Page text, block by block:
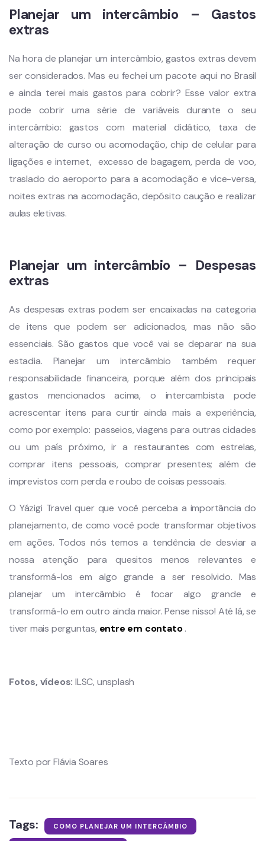
Planejar um intercâmbio – Gastos
extras
Na hora de planejar um intercâmbio, gastos extras devem
ser considerados. Mas eu fechei um pacote aqui no Brasil
e ainda terei mais gastos para cobrir? Esse valor extra
pode cobrir uma série de variáveis durante o seu
intercâmbio: gastos com material didático, taxa de
alteração de curso ou acomodação, chip de celular para
ligações e internet, excesso de bagagem, perda de voo,
traslado do aeroporto para a acomodação e vice-versa,
noites extras na acomodação, depósito caução e realizar
aulas eletivas.
Planejar um intercâmbio – Despesas
extras
As despesas extras podem ser encaixadas na categoria
de itens que podem ser adicionados, mas não são
essenciais. São gastos que você vai se deparar na sua
estadia. Planejar um intercâmbio também requer
responsabilidade financeira, porque além dos principais
gastos mencionados acima, o intercambista pode
acrescentar itens para curtir ainda mais a experiência,
como por exemplo: passeios, viagens para outras cidades
ou um país próximo, ir a restaurantes com estrelas,
comprar itens pessoais, comprar presentes; além de
imprevistos com perda e roubo de coisas pessoais.
O Yázigi Travel quer que você perceba a importância do
planejamento, de como você pode transformar objetivos
em ações. Todos nós temos a tendência de desviar a
nossa atenção para quesitos menos relevantes e
transformá-los em algo grande a ser resolvido. Mas
planejar um intercâmbio é focar algo grande e
transformá-lo em outro ainda maior. Pense nisso! Até lá, se
tiver mais perguntas, entre em contato .
Fotos, vídeos: ILSC, unsplash
Texto por Flávia Soares
Tags: COMO PLANEJAR UM INTERCÂMBIO